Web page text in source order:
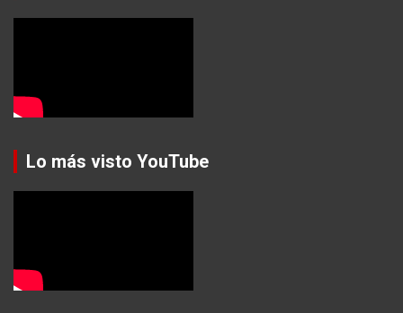
Lo más visto YouTube